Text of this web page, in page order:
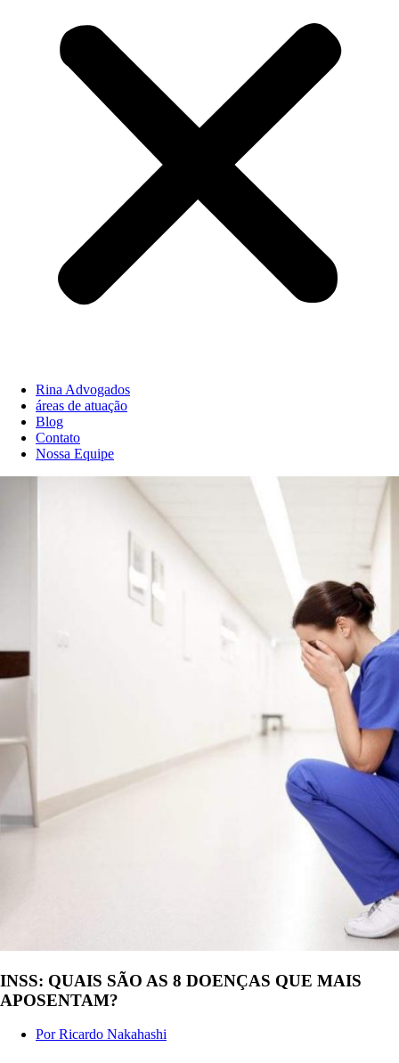
Rina Advogados
áreas de atuação
Blog
Contato
Nossa Equipe
INSS: QUAIS SÃO AS 8 DOENÇAS QUE MAIS
APOSENTAM?
PorRicardo Nakahashi